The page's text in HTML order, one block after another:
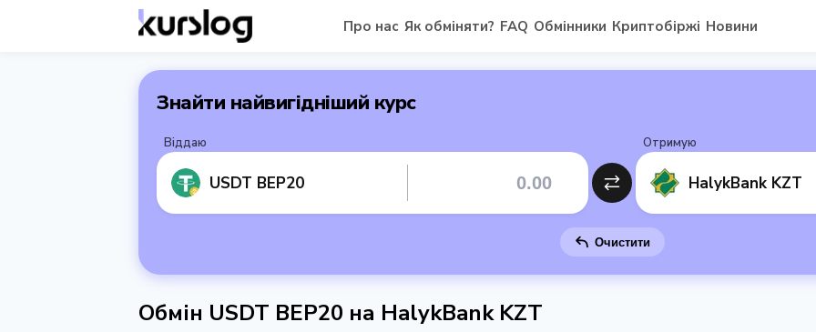
Про нас Як обміняти? FAQ Обмінники Криптобіржі Новини
Знайти найвигідніший курс
Віддаю
USDT BEP20
Отримую
HalykBank KZT
Очистити
Обмін USDT BEP20 на HalykBank KZT